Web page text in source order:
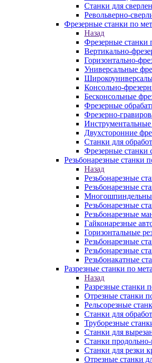
Станки для
Револьверно-
Фрезерные станки по
Назад
Фрезерные станки
Вертикально-
Горизонтально-
Универсальные
Консольно-
Бесконсольные
Фрезерные
Фрезерно-
Двухсторонние
Станки для
Фрезерные
Резьбонарезные станки
Назад
Резьбонарезные
Резьбонарезные
Резьбонарезные
Резьбонарезные
Гайконарезные
Горизонтальные
Резьбонарезные
Резьбонарезные
Резьбонакатные
Разрезные станки по
Назад
Разрезные станки
Отрезные станки
Рельсорезные
Станки для
Труборезные
Станки для
Станки
Станки для резки
Отрезные станки